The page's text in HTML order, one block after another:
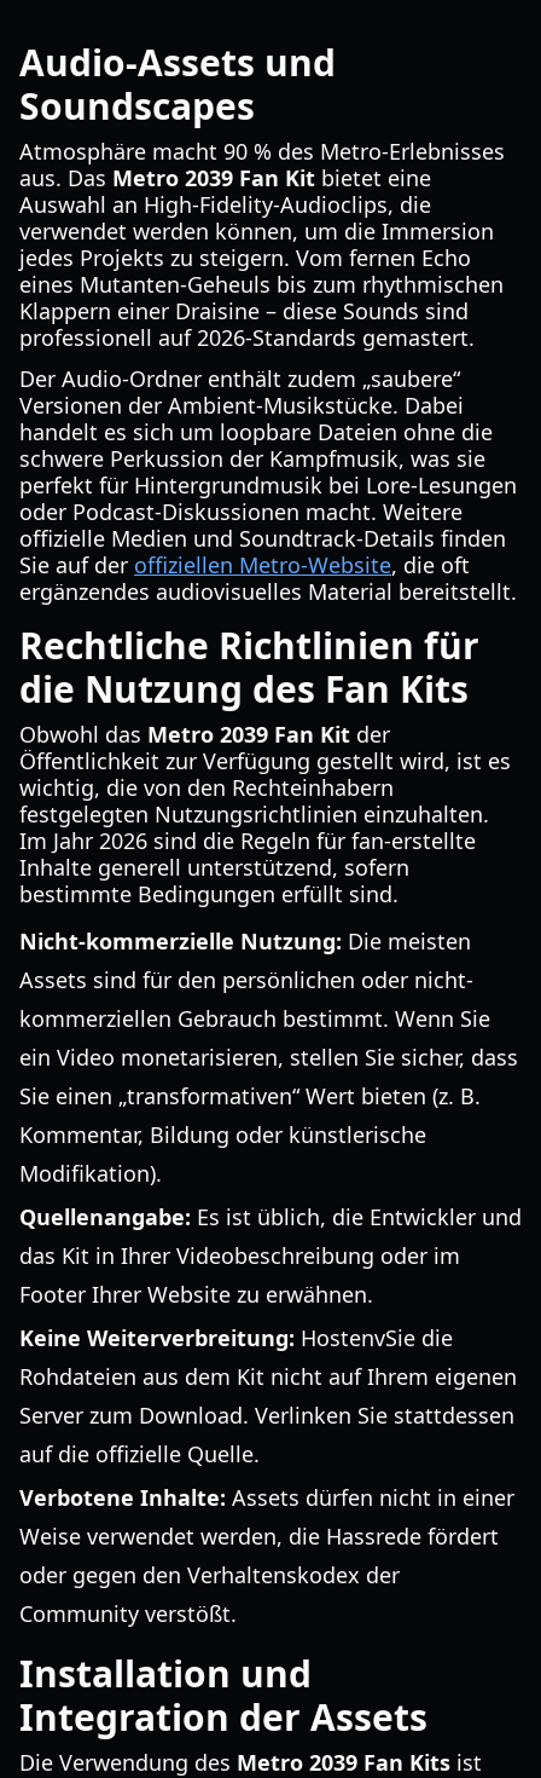
Audio-Assets und
Soundscapes
Atmosphäre macht 90 % des Metro-Erlebnisses
aus. Das Metro 2039 Fan Kit bietet eine
Auswahl an High-Fidelity-Audioclips, die
verwendet werden können, um die Immersion
jedes Projekts zu steigern. Vom fernen Echo
eines Mutanten-Geheuls bis zum rhythmischen
Klappern einer Draisine – diese Sounds sind
professionell auf 2026-Standards gemastert.
Der Audio-Ordner enthält zudem „saubere“
Versionen der Ambient-Musikstücke. Dabei
handelt es sich um loopbare Dateien ohne die
schwere Perkussion der Kampfmusik, was sie
perfekt für Hintergrundmusik bei Lore-Lesungen
oder Podcast-Diskussionen macht. Weitere
offizielle Medien und Soundtrack-Details finden
Sie auf der offiziellen Metro-Website, die oft
ergänzendes audiovisuelles Material bereitstellt.
Rechtliche Richtlinien für
die Nutzung des Fan Kits
Obwohl das Metro 2039 Fan Kit der
Öffentlichkeit zur Verfügung gestellt wird, ist es
wichtig, die von den Rechteinhabern
festgelegten Nutzungsrichtlinien einzuhalten.
Im Jahr 2026 sind die Regeln für fan-erstellte
Inhalte generell unterstützend, sofern
bestimmte Bedingungen erfüllt sind.
Nicht-kommerzielle Nutzung: Die meisten
Assets sind für den persönlichen oder nicht-
kommerziellen Gebrauch bestimmt. Wenn Sie
ein Video monetarisieren, stellen Sie sicher, dass
Sie einen „transformativen“ Wert bieten (z. B.
Kommentar, Bildung oder künstlerische
Modifikation).
Quellenangabe: Es ist üblich, die Entwickler und
das Kit in Ihrer Videobeschreibung oder im
Footer Ihrer Website zu erwähnen.
Keine Weiterverbreitung: HostenvSie die
Rohdateien aus dem Kit nicht auf Ihrem eigenen
Server zum Download. Verlinken Sie stattdessen
auf die offizielle Quelle.
Verbotene Inhalte: Assets dürfen nicht in einer
Weise verwendet werden, die Hassrede fördert
oder gegen den Verhaltenskodex der
Community verstößt.
Installation und
Integration der Assets
Die Verwendung des Metro 2039 Fan Kits ist